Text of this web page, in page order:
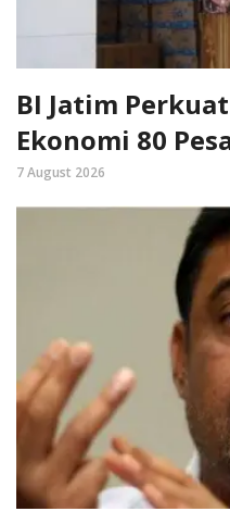
BI Jatim
Ekonomi 80
7 August 2026